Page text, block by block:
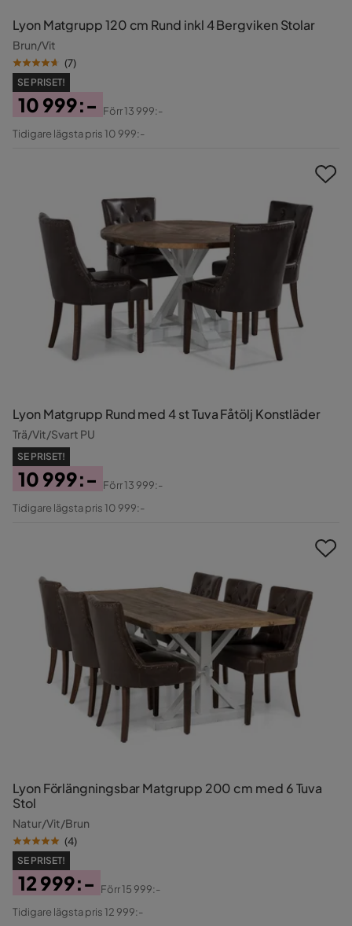
Lyon Matgrupp 120 cm Rund inkl 4 Bergviken Stolar
Brun/Vit
(7)
SE PRISET!
Pris
10 999:-
Original
Förr13 999:-
Tidigare lägsta pris 10 999:-
Lyon Matgrupp Rund med 4 st Tuva Fåtölj Konstläder
Trä/Vit/Svart PU
SE PRISET!
Pris
10 999:-
Original
Förr13 999:-
Tidigare lägsta pris 10 999:-
Lyon Förlängningsbar Matgrupp 200 cm med 6 Tuva
Stol
Natur/Vit/Brun
(4)
SE PRISET!
Pris
12 999:-
Original
Förr15 999:-
Tidigare lägsta pris 12 999:-